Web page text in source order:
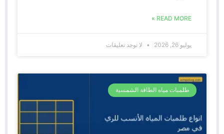
READ MORE »
يوليو 26, 2026 لا توجد تعليقات
طلمبات مياه الطاقة الشمسية